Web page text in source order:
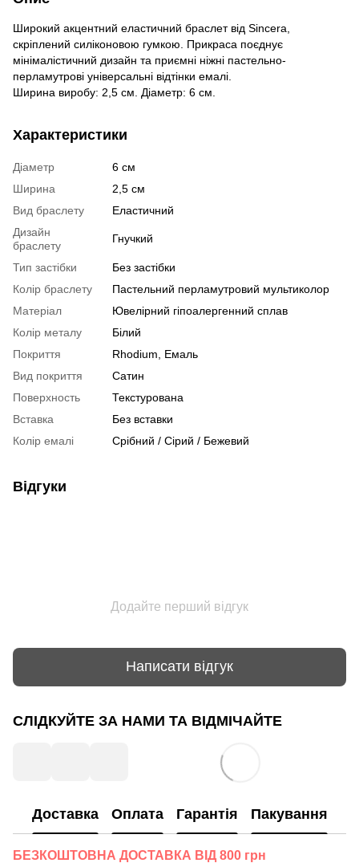
Широкий акцентний еластичний браслет від Sincera,
скріплений силіконовою гумкою. Прикраса поєднує
мінімалістичний дизайн та приємні ніжні пастельно-
перламутрові універсальні відтінки емалі.
Ширина виробу: 2,5 см. Діаметр: 6 см.
Характеристики
Діаметр
6 см
Ширина
2,5 см
Вид браслету
Еластичний
Дизайн
браслету
Гнучкий
Тип застібки
Без застібки
Колір браслету
Пастельний перламутровий мультиколор
Матеріал
Ювелірний гіпоалергенний сплав
Колір металу
Білий
Покриття
Rhodium, Емаль
Вид покриття
Сатин
Поверхность
Текстурована
Вставка
Без вставки
Колір емалі
Срібний / Сірий / Бежевий
Відгуки
Додайте перший відгук
Написати відгук
СЛІДКУЙТЕ ЗА НАМИ ТА ВІДМІЧАЙТЕ
Доставка Оплата Гарантія Пакування
БЕЗКОШТОВНА ДОСТАВКА ВІД 800 грн